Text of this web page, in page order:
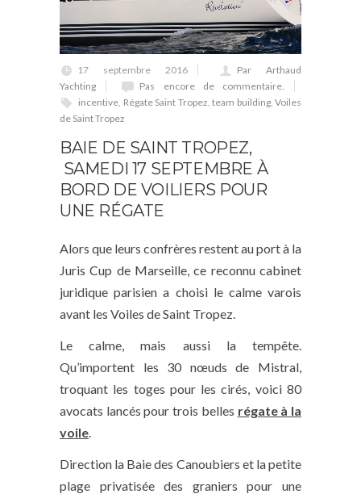
17 septembre 2016
Par Arthaud
Yachting
Pas encore de commentaire.
incentive, Régate Saint Tropez, team building, Voiles
de Saint Tropez
BAIE DE SAINT TROPEZ,
SAMEDI 17 SEPTEMBRE À
BORD DE VOILIERS POUR
UNE RÉGATE
Alors que leurs confrères restent au port à la
Juris Cup de Marseille, ce reconnu cabinet
juridique parisien a choisi le calme varois
avant les Voiles de Saint Tropez.
Le calme, mais aussi la tempête.
Qu’importent les 30 nœuds de Mistral,
troquant les toges pour les cirés, voici 80
avocats lancés pour trois belles régate à la
voile.
Direction la Baie des Canoubiers et la petite
plage privatisée des graniers pour une